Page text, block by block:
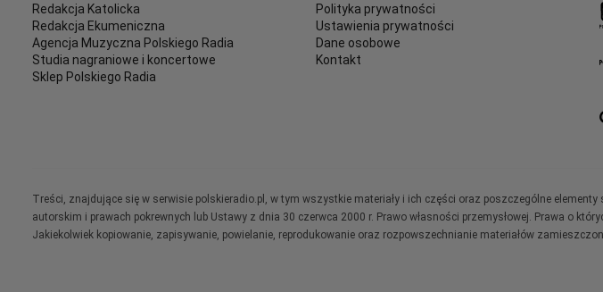
Redakcja Katolicka
Redakcja Ekumeniczna
Agencja Muzyczna Polskiego Radia
Studia nagraniowe i koncertowe
Sklep Polskiego Radia
Polityka prywatności
Ustawienia prywatności
Dane osobowe
Kontakt
Treści, znajdujące się w serwisie polskieradio.pl, w tym wszystkie materiały i ich części oraz poszczególne
autorskim i prawach pokrewnych lub Ustawy z dnia 30 czerwca 2000 r. Prawo własności przemysłowej. Prawa o
Jakiekolwiek kopiowanie, zapisywanie, powielanie, reprodukowanie oraz rozpowszechnianie materiałów